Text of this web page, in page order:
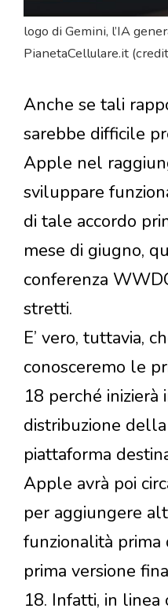
logo di Gemini, l’IA
PianetaCellulare.it
Anche se tali
sarebbe difficile
Apple nel
sviluppare
di tale accordo
mese di giugno,
conferenza
stretti.
E’ vero, tuttavia,
conosceremo le
18 perché
distribuzione
piattaforma
Apple avrà poi
per aggiungere
funzionalità
prima versione
18. Infatti, in linea